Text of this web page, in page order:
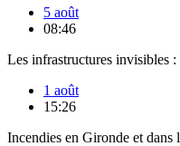
5 août
08:46
Les infrastructures invisibles
1 août
15:26
Incendies en Gironde et dans